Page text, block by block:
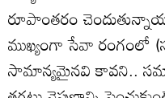
రూపాంతరం
ముఖ్యంగా సేవా రంగంలో
సామాన్యమైనవి కావని..